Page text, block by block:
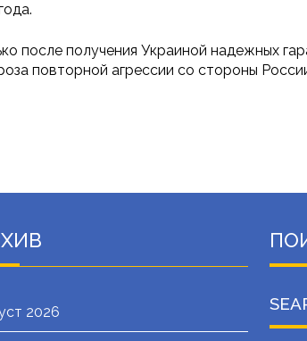
после получения Украиной надежных
повторной агрессии со стороны
2026